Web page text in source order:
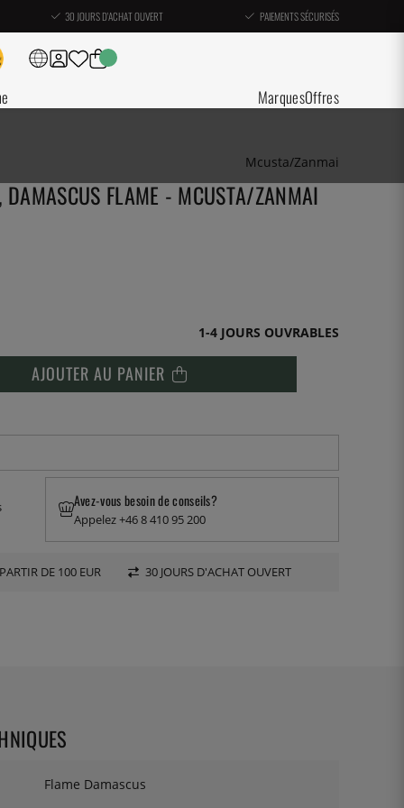
30 JOURS D'ACHAT OUVERT PAIEMENTS SÉCURISÉS
MarquesOffres
Mcusta/Zanmai
FLAME - MCUSTA/ZANMAI
1-4 JOURS OUVRABLES
AJOUTER AU PANIER
Avez-vous besoin de conseils?
Appelez +46 8 410 95 200
DE 100 EUR 30 JOURS D'ACHAT OUVERT
Flame Damascus